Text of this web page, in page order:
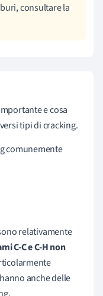
consultare la
e cosa
tipi di cracking.
comunemente
relativamente
C-C e C-H non
anche delle